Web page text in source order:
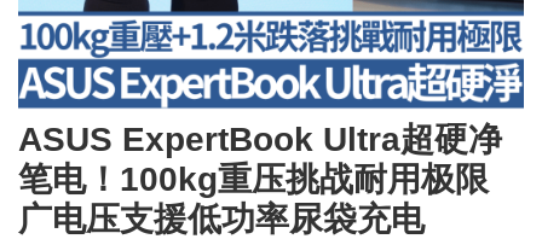
ASUS ExpertBook Ultra超硬净
笔电！100kg重压挑战耐用极限
广电压支援低功率尿袋充电